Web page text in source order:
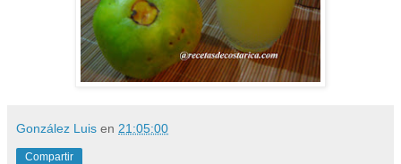
González Luis en 21:05:00
Compartir